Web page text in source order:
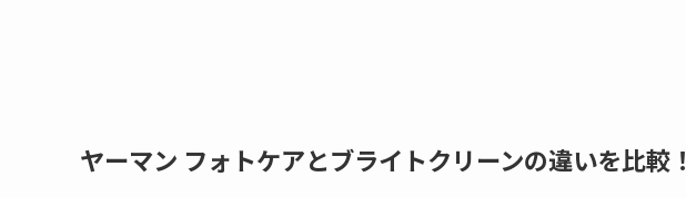
ヤーマン フォトケアとブライトクリーンの違いを比較！